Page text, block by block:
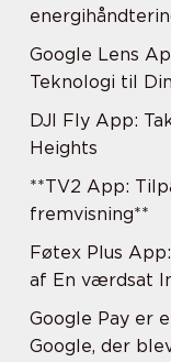
Google Lens
Teknologi til
DJI Fly App:
Heights
**TV2 App:
fremvisning**
Føtex Plus
af En værdsat
Google Pay er
Google, der